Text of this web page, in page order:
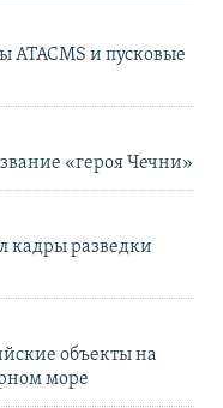
ATACMS и пусковые
«героя Чечни»
кадры разведки
объекты на
море